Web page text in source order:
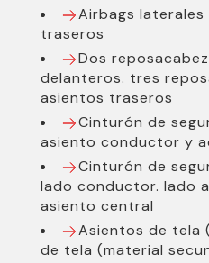
Airbags
traseros
Dos
delanteros. tres
asientos traseros
Cinturón de
asiento conductor y
Cinturón de
lado conductor. lado
asiento central
Asientos de tela
de tela (material